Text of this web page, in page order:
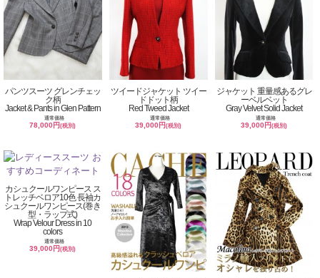
パンツスーツ グレンチェッ
ク柄
Jacket & Pants in Glen Pattern
通常価格
78,000円(税別)
ツイードジャケット ツイー
ドドット柄
Red Tweed Jacket
通常価格
39,000円(税別)
ジャケット 重量感あるグレ
ーベルベット
Gray Velvet Solid Jacket
通常価格
39,000円(税別)
カシュクールワンピース ス
トレッチベロア10色 長袖カ
シュクールワンピース(巻き
型・ラップ式)
Wrap Velour Dress in 10
colors
通常価格
39,000円(税別)